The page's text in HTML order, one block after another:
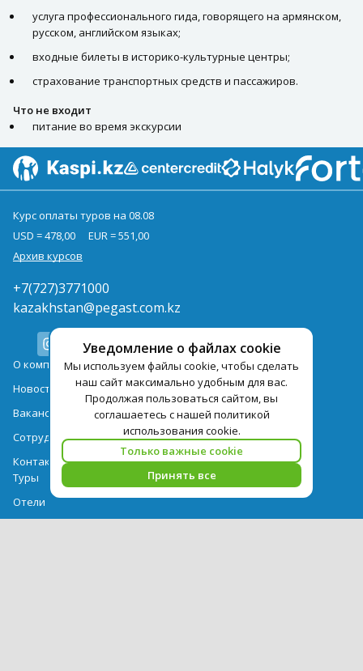
услуга профессионального гида, говорящего на армянском,
русском, английском языках;
входные билеты в историко-культурные центры;
страхование транспортных средств и пассажиров.
Что не входит
питание во время экскурсии
Уведомление о файлах cookie
Мы используем файлы cookie, чтобы сделать
наш сайт максимально удобным для вас.
Продолжая пользоваться сайтом, вы
соглашаетесь с нашей политикой
использования cookie.
Только важные cookie
Принять все
Курс оплаты туров на 08.08
USD = 478,00
EUR = 551,00
Архив курсов
+7(727)3771000
kazakhstan@pegast.com.kz
О компании
Новости
Вакансии
Сотрудничество
Контактная информация
Туры
Отели